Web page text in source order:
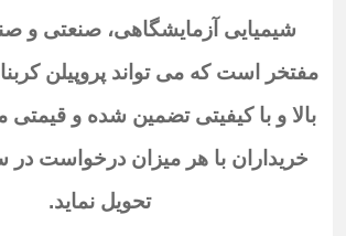
شیمیایی آزمایشگاهی، صنعتی و
مفتخر است که می تواند پروپیلن
بالا و با کیفیتی تضمین شده و قیمتی
خریداران با هر میزان درخواست
تحویل نماید.